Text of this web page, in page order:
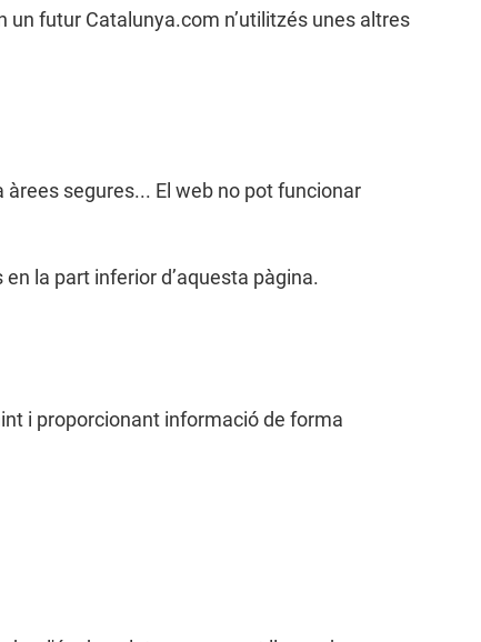
futur Catalunya.com n’utilitzés unes altres
segures... El web no pot funcionar
la part inferior d’aquesta pàgina.
i proporcionant informació de forma